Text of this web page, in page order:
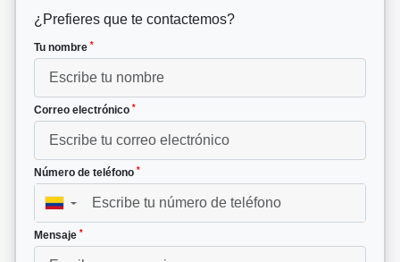
¿Prefieres que te contactemos?
Tu nombre *
Correo electrónico *
Número de teléfono *
▼
Mensaje *